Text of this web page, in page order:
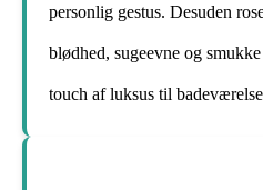
personlig gestus. Desuden
blødhed, sugeevne og
touch af luksus til